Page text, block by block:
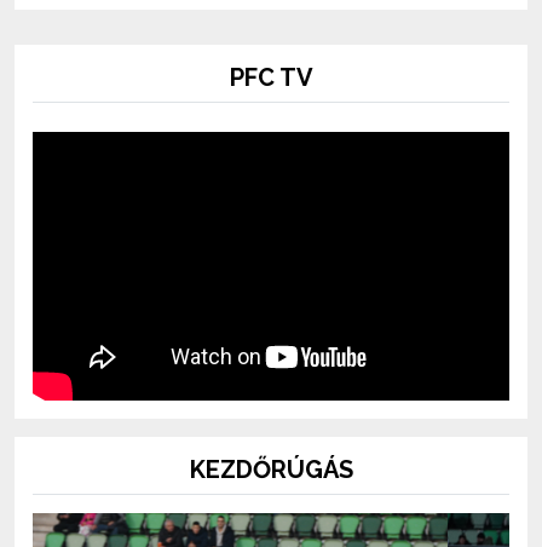
PFC TV
KEZDŐRÚGÁS